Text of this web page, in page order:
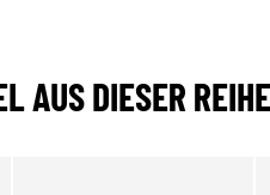
AUS DIESER REIHE